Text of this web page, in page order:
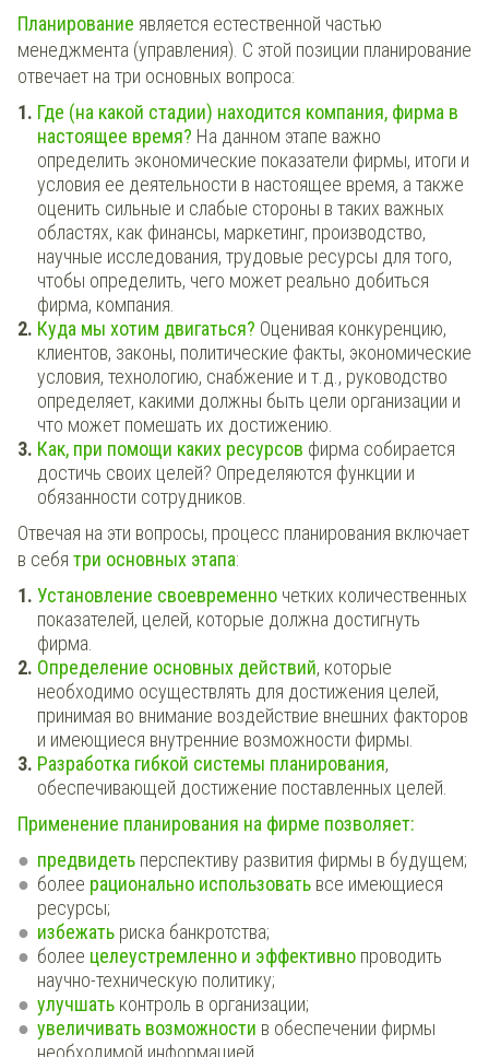
Планирование является естественной частью
менеджмента (управления). С этой позиции планирование
отвечает на три основных вопроса:
Где (на какой стадии) находится компания, фирма в
настоящее время? На данном этапе важно
определить экономические показатели фирмы, итоги и
условия ее деятельности в настоящее время, а также
оценить сильные и слабые стороны в таких важных
областях, как финансы, маркетинг, производство,
научные исследования, трудовые ресурсы для того,
чтобы определить, чего может реально добиться
фирма, компания.
Куда мы хотим двигаться? Оценивая конкуренцию,
клиентов, законы, политические факты, экономические
условия, технологию, снабжение и т.д., руководство
определяет, какими должны быть цели организации и
что может помешать их достижению.
Как, при помощи каких ресурсов фирма собирается
достичь своих целей? Определяются функции и
обязанности сотрудников.
Отвечая на эти вопросы, процесс планирования включает
в себя три основных этапа:
Установление своевременно четких количественных
показателей, целей, которые должна достигнуть
фирма.
Определение основных действий, которые
необходимо осуществлять для достижения целей,
принимая во внимание воздействие внешних факторов
и имеющиеся внутренние возможности фирмы.
Разработка гибкой системы планирования,
обеспечивающей достижение поставленных целей.
Применение планирования на фирме позволяет:
предвидеть перспективу развития фирмы в будущем;
более рационально использовать все имеющиеся
ресурсы;
избежать риска банкротства;
более целеустремленно и эффективно проводить
научно-техническую политику;
улучшать контроль в организации;
увеличивать возможности в обеспечении фирмы
необходимой информацией.